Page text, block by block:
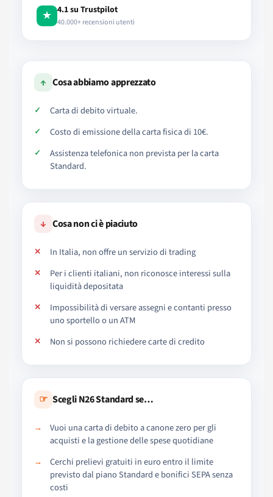
★ 4.1 su Trustpilot
40.000+ recensioni utenti
↑ Cosa abbiamo apprezzato
Carta di debito virtuale.
Costo di emissione della carta fisica di 10€.
Assistenza telefonica non prevista per la carta
Standard.
↓ Cosa non ci è piaciuto
In Italia, non offre un servizio di trading
Per i clienti italiani, non riconosce interessi sulla
liquidità depositata
Impossibilità di versare assegni e contanti presso
uno sportello o un ATM
Non si possono richiedere carte di credito
☞ Scegli N26 Standard se…
Vuoi una carta di debito a canone zero per gli
acquisti e la gestione delle spese quotidiane
Cerchi prelievi gratuiti in euro entro il limite
previsto dal piano Standard e bonifici SEPA senza
costi